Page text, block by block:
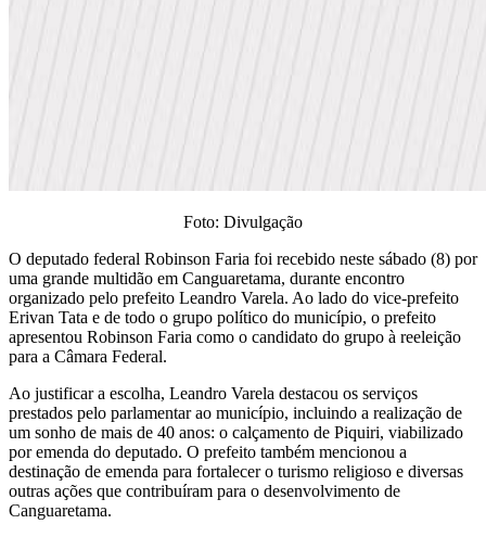
Foto: Divulgação
O deputado federal Robinson Faria foi recebido neste sábado (8) por
uma grande multidão em Canguaretama, durante encontro
organizado pelo prefeito Leandro Varela. Ao lado do vice-prefeito
Erivan Tata e de todo o grupo político do município, o prefeito
apresentou Robinson Faria como o candidato do grupo à reeleição
para a Câmara Federal.
Ao justificar a escolha, Leandro Varela destacou os serviços
prestados pelo parlamentar ao município, incluindo a realização de
um sonho de mais de 40 anos: o calçamento de Piquiri, viabilizado
por emenda do deputado. O prefeito também mencionou a
destinação de emenda para fortalecer o turismo religioso e diversas
outras ações que contribuíram para o desenvolvimento de
Canguaretama.